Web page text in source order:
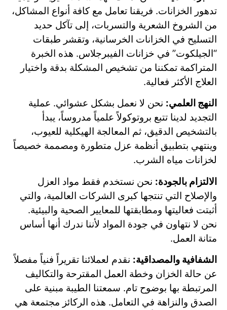
تدهور الخزانات. فريقنا تعامل مع كافة أنواع المشاكل،
من الشروخ الشعرية والتسربات، إلى تآكل حديد
التسليح في الخزانات الخرسانية، وتقشر طبقات
“الجيلكوت” في خزانات الفيبرجلاس. هذه الخبرة
المتراكمة تمكننا من تشخيص المشكلة بدقة واختيار
العلاج الأكثر فعالية.
النهج العلمي: نحن لا نعمل بشكل عشوائي. عملية
التجديد لدينا تتبع بروتوكولاً علمياً مدروساً، يبدأ
بالتشخيص الدقيق، ثم المعالجة الهيكلية للعيوب،
وينتهي بتطبيق أنظمة عزل متطورة ومصممة خصيصاً
لخزانات مياه الشرب.
الالتزام بالجودة: نحن نستخدم فقط مواد العزل
والإصلاح التي تنتجها كبرى الشركات العالمية، والتي
أثبتت فعاليتها ومطابقتها للمعايير الصحية والبيئية.
نحن لا نتهاون في جودة المواد لأننا ندرك أنها أساس
متانة العمل.
الشفافية والمصداقية: نقدم لعملائنا تقريراً فنياً مفصلاً
عن حالة الخزان وخطة العمل المقترحة والتكاليف
المرتبطة بها بوضوح تام. سمعتنا الطيبة مبنية على
الصدق والنزاهة في التعامل. هذه الركائز مجتمعة هي